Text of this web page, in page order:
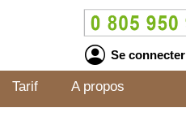
Se connecter
Tarif A propos